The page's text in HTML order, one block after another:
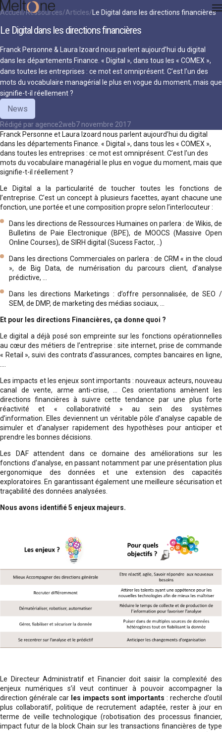
Accueil Ressources Articles Le Digital dans les directions financières
Le Digital dans les directions financières
Franck Personne & Laura Izoard nous parlent aujourd’hui du digital
dans les départements Finance. « Digital », dans tous les « COMEX »,
dans toutes les entreprises : ce mot est omniprésent. C’est l’un des
mots du vocabulaire managérial le plus en vogue du moment, mais que
signifie-t-il réellement ?
News
Rédigé par agence2web7 novembre 2017
Franck Personne et Laura Izoard nous parlent aujourd’hui du digital
dans les départements Finance. « Digital », dans tous les « COMEX »,
dans toutes les entreprises : ce mot est omniprésent. C’est l’un des
mots du vocabulaire managérial le plus en vogue du moment, mais que
signifie-t-il réellement ?
Le Digital a la particularité de toucher toutes les fonctions de
l’entreprise. C’est un concept à plusieurs facettes, ayant chacune une
fonction, une portée et une composition propre selon l’interlocuteur :
Dans les directions de Ressources Humaines on parlera : de Wikis, de
Bulletins de Paie Electronique (BPE), de MOOCS (Massive Open
Online Courses), de SIRH digital (Sucess Factor, ..)
Dans les directions Commerciales on parlera : de CRM « in the cloud
», de Big Data, de numérisation du parcours client, d’analyse
prédictive, …
Dans les directions Marketings : d’offre personnalisée, de SEO /
SEM, de DMP, de marketing des médias sociaux, …
Et pour les directions Financières, ça donne quoi ?
Le digital a déjà posé son empreinte sur les fonctions opérationnelles
au cœur des métiers de l’entreprise : site internet, prise de commande
« Retail », suivi des contrats d’assurances, comptes bancaires en ligne,
Les impacts et les enjeux sont importants : nouveaux acteurs, nouveau
canal de vente, arme anti-crise, … Ces orientations amènent les
directions financières à suivre cette tendance par une plus forte
réactivité et « collaborativité » au sein des systèmes
d’information. Elles deviennent un véritable pôle d’analyse capable de
simuler et d’analyser rapidement des hypothèses pour anticiper et
prendre les bonnes décisions.
Les DAF attendent dans ce domaine des améliorations sur les
fonctions d’analyse, en passant notamment par une présentation plus
ergonomique des données et une extension des capacités
exploratoires. En garantissant également une meilleure sécurisation et
traçabilité des données analysées.
Nous avons identifié 5 enjeux majeurs.
Le Directeur Administratif et Financier doit saisir la complexité des
enjeux numériques s’il veut continuer à pouvoir accompagner la
direction générale car les impacts sont importants : recherche d’outil
plus collaboratif, politique de recrutement adaptée, rester à jour en
terme de veille technologique (robotisation des processus financier,
impact futur de la block Chain sur les transactions financières de type